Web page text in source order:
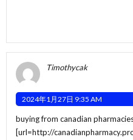
Timothycak
2024年1月27日 9:35 AM
buying from canadian
[url=http://